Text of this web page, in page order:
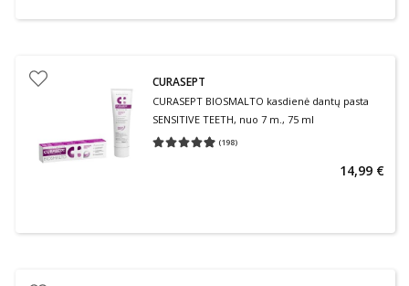
CURASEPT
CURASEPT BIOSMALTO kasdienė dantų pasta
SENSITIVE TEETH, nuo 7 m., 75 ml
(198)
Vidutinis įvertinimas 4.99
14,99 €